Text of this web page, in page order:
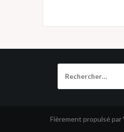
Fièrement propulsé par